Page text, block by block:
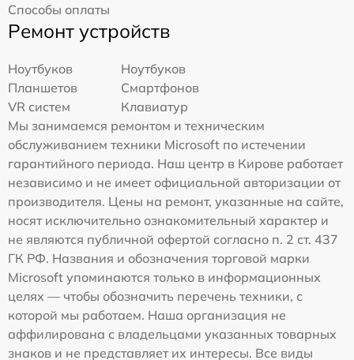
Способы оплаты
Ремонт устройств
Ноутбуков
Ноутбуков
Планшетов
Смартфонов
VR систем
Клавиатур
Мы занимаемся ремонтом и техническим
обслуживанием техники Microsoft по истечении
гарантийного периода. Наш центр в Кирове работает
независимо и не имеет официальной авторизации от
производителя. Цены на ремонт, указанные на сайте,
носят исключительно ознакомительный характер и
не являются публичной офертой согласно п. 2 ст. 437
ГК РФ. Названия и обозначения торговой марки
Microsoft упоминаются только в информационных
целях — чтобы обозначить перечень техники, с
которой мы работаем. Наша организация не
аффилирована с владельцами указанных товарных
знаков и не представляет их интересы. Все виды